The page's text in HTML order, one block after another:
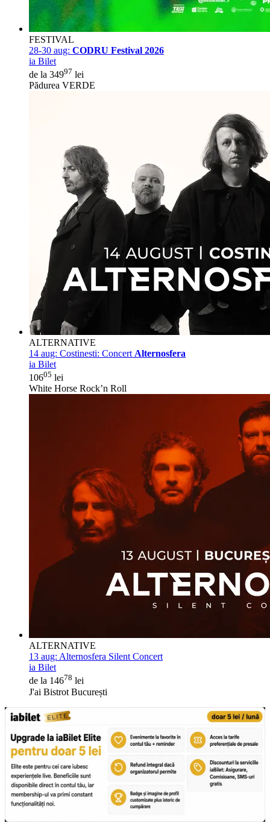
FESTIVAL
28-30 aug: CODRU Festival 2026
ia Bilet
de la 34997 lei
Pădurea VERDE
ALTERNATIVE
14 aug: Costinesti: Concert Alternosfera
ia Bilet
10605 lei
White Horse Rock’n Roll
ALTERNATIVE
13 aug: Alternosfera Silent Concert
ia Bilet
de la 14678 lei
J'ai Bistrot București